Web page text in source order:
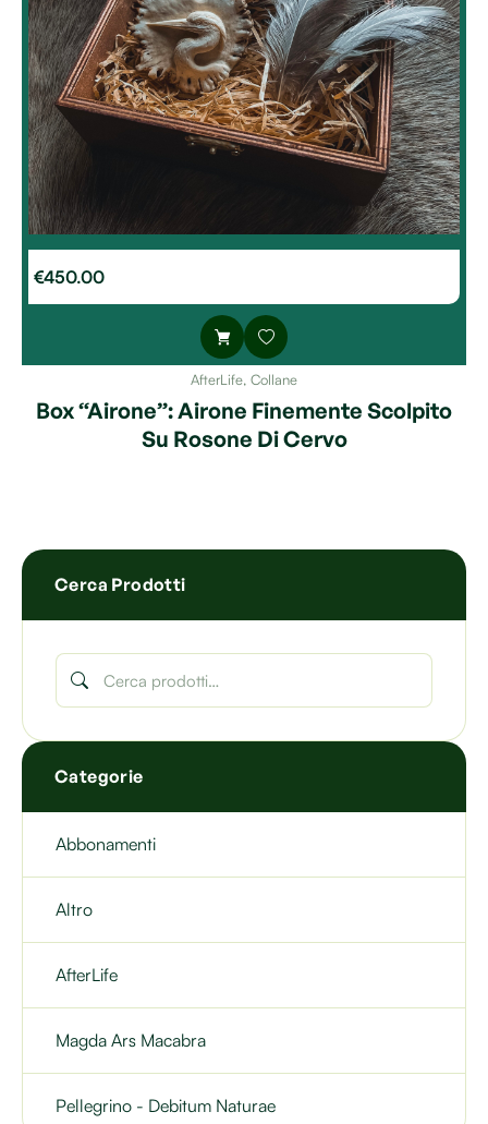
Cerca Prodotti
Categorie
Abbonamenti
Altro
AfterLife
Magda Ars Macabra
Pellegrino - Debitum Naturae
€450.00
AfterLife, Collane
Box “Airone”: Airone Finemente Scolpito
Su Rosone Di Cervo